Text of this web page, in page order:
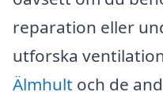
reparation eller
utforska
Älmhult och de